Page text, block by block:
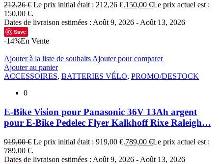
212,26€ Le prix initial était : 212,26 €.150,00 €Le prix actuel est :
150,00 €.
Dates de livraison estimées : Août 9, 2026 - Août 13, 2026
Save
-14%En Vente
Ajouter à la liste de souhaits Ajouter pour comparer
Ajouter au panier
ACCESSOIRES, BATTERIES VÉLO, PROMO/DESTOCK
0
E-Bike Vision pour Panasonic 36V 13Ah argent
pour E-Bike Pedelec Flyer Kalkhoff Rixe Raleigh…
919,00€ Le prix initial était : 919,00 €.789,00 €Le prix actuel est :
789,00 €.
Dates de livraison estimées : Août 9, 2026 - Août 13, 2026